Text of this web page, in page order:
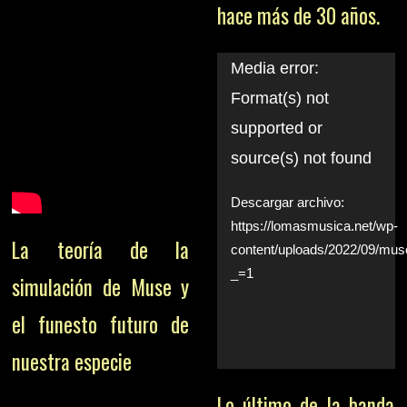
La teoría de la
simulación de Muse y
el funesto futuro de
nuestra especie
hace más de 30 años.
Reproductor
de
vídeo
Media error:
Format(s) not
supported or
source(s) not found
Descargar archivo:
https://lomasmusica.net/wp-
content/uploads/2022/09/
_=1